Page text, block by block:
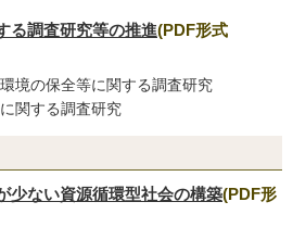
調査研究等の推進(PDF形式
境の保全等に関する調査研究
関する調査研究
ない資源循環型社会の構築(PDF形